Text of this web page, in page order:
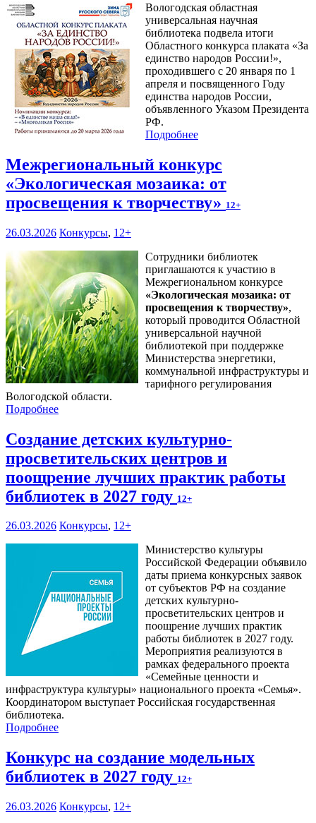
Вологодская областная
универсальная научная
библиотека подвела итоги
Областного конкурса плаката «За
единство народов России!»,
проходившего с 20 января по 1
апреля и посвященного Году
единства народов России,
объявленного Указом Президента
РФ.
Подробнее
Межрегиональный конкурс
«Экологическая мозаика: от
просвещения к творчеству» 12+
26.03.2026 Конкурсы, 12+
Сотрудники библиотек
приглашаются к участию в
Межрегиональном конкурсе
«Экологическая мозаика: от
просвещения к творчеству»,
который проводится Областной
универсальной научной
библиотекой при поддержке
Министерства энергетики,
коммунальной инфраструктуры и
тарифного регулирования
Вологодской области.
Подробнее
Создание детских культурно-
просветительских центров и
поощрение лучших практик работы
библиотек в 2027 году 12+
26.03.2026 Конкурсы, 12+
Министерство культуры
Российской Федерации объявило
даты приема конкурсных заявок
от субъектов РФ на создание
детских культурно-
просветительских центров и
поощрение лучших практик
работы библиотек в 2027 году.
Мероприятия реализуются в
рамках федерального проекта
«Семейные ценности и
инфраструктура культуры» национального проекта «Семья».
Координатором выступает Российская государственная
библиотека.
Подробнее
Конкурс на создание модельных
библиотек в 2027 году 12+
26.03.2026 Конкурсы, 12+